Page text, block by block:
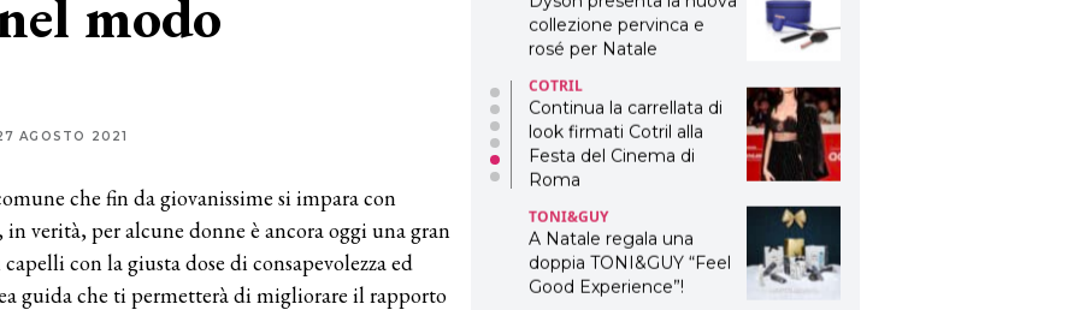
modo
AGOSTO 2021
che fin da giovanissime si impara con
verità, per alcune donne è ancora oggi una gran
con la giusta dose di consapevolezza ed
guida che ti permetterà di migliorare il rapporto
collezione pervinca e
rosé per Natale
COTRIL
Continua la carrellata di
look firmati Cotril alla
Festa del Cinema di
Roma
TONI&GUY
A Natale regala una
doppia TONI&GUY “Feel
Good Experience”!